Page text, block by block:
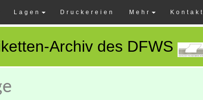
Lagen Druckereien Mehr Kontakt
Archiv des DFWS